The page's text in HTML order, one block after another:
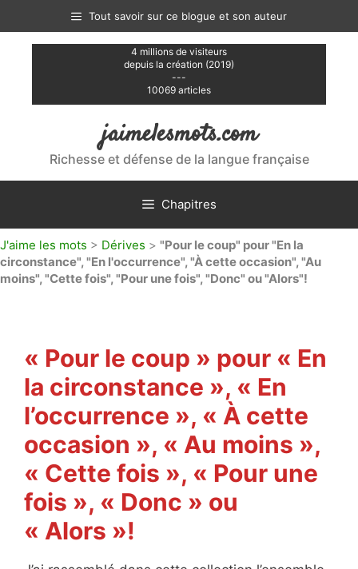
contenu
Tout savoir sur ce blogue et son auteur
4 millions de visiteurs
depuis la création (2019)
---
10069 articles
jaimelesmots.com
Richesse et défense de la langue française
Chapitres
J'aime les mots > Dérives > "Pour le coup" pour "En la
circonstance", "En l'occurrence", "À cette occasion", "Au
moins", "Cette fois", "Pour une fois", "Donc" ou "Alors"!
« Pour le coup » pour « En
la circonstance », « En
l’occurrence », « À cette
occasion », « Au moins »,
« Cette fois », « Pour une
fois », « Donc » ou
« Alors »!